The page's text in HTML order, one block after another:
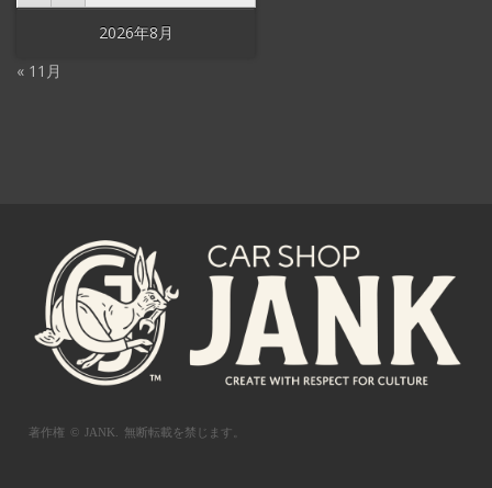
2026年8月
« 11月
著作権 © JANK. 無断転載を禁じます。